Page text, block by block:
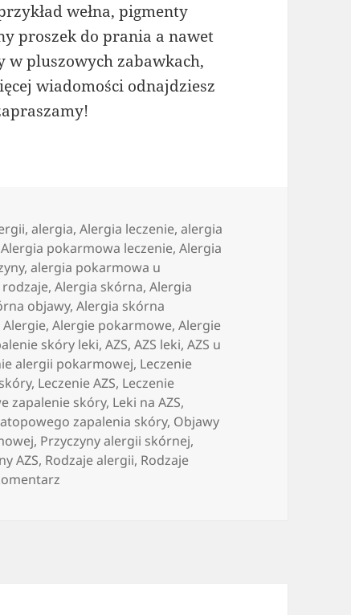
wełna, pigmenty
proszek do prania a nawet
w pluszowych zabawkach,
wiadomości odnajdziesz
,alergia,Alergia leczenie,alergia
Alergia pokarmowa leczenie,Alergia
,alergia pokarmowa u
,Alergia skórna,Alergia
objawy,Alergia skórna
Alergie,Alergie pokarmowe,Alergie
skóry leki,AZS,AZS leki,AZS u
alergii pokarmowej, Leczenie
, Leczenie AZS, Leczenie
zapalenie skóry, Leki na AZS,
zapalenia skóry, Objawy
, Przyczyny alergii skórnej,
AZS, Rodzaje alergii, Rodzaje